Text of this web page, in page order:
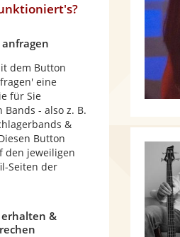
anfragen
dem Button
eine
für Sie
- also z. B.
&
Button
den jeweiligen
Seiten der
&